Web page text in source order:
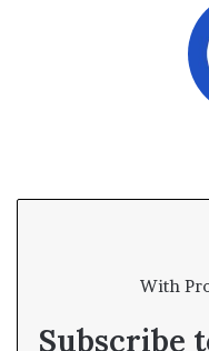
With
Subscribe